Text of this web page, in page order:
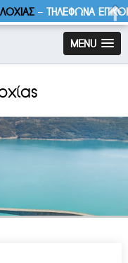
MENU
– ΤΗΛΕΦΩΝΑ